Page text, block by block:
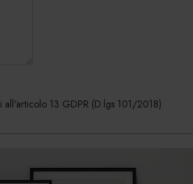
all'articolo 13 GDPR (D.lgs 101/2018)